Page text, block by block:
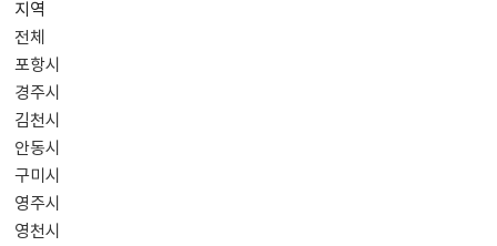
지역
전체
포항시
경주시
김천시
안동시
구미시
영주시
영천시